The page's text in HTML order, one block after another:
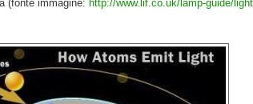
(fonte immagine: http://www.lif.co.uk/lamp-guide/